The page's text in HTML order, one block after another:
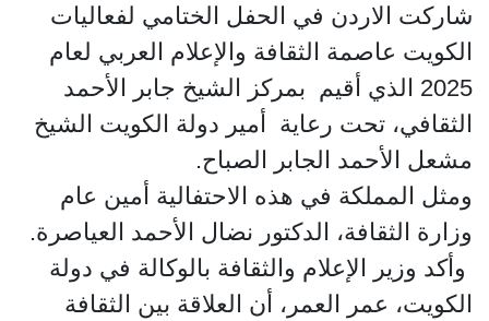
شاركت الاردن في الحفل الختامي لفعاليات
الكويت عاصمة الثقافة والإعلام العربي لعام
2025 الذي أقيم بمركز الشيخ جابر الأحمد
الثقافي، تحت رعاية أمير دولة الكويت الشيخ
مشعل الأحمد الجابر الصباح.
ومثل المملكة في هذه الاحتفالية أمين عام
وزارة الثقافة، الدكتور نضال الأحمد العياصرة.
وأكد وزير الإعلام والثقافة بالوكالة في دولة
الكويت، عمر العمر، أن العلاقة بين الثقافة